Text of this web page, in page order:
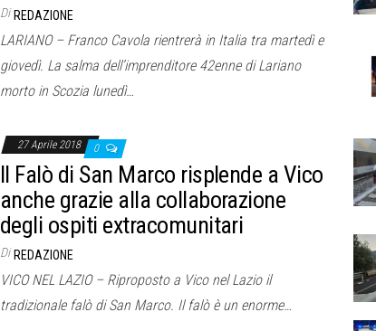
Di REDAZIONE
LARIANO – Franco Cavola rientrerà in Italia tra martedì e
giovedì. La salma dell’imprenditore 42enne di Lariano
morto in Scozia lunedì…
27 Aprile 2018 0
Il Falò di San Marco risplende a Vico
anche grazie alla collaborazione
degli ospiti extracomunitari
Di REDAZIONE
VICO NEL LAZIO – Riproposto a Vico nel Lazio il
tradizionale falò di San Marco. Il falò è un enorme…